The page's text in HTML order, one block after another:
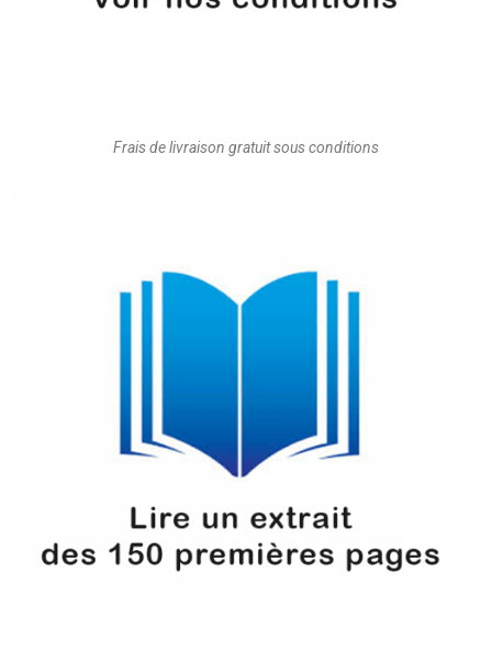
Frais de livraison gratuit sous conditions